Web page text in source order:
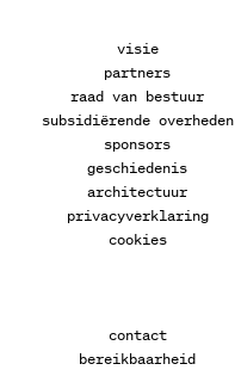
visie
partners
raad van bestuur
subsidiërende overheden
sponsors
geschiedenis
architectuur
privacyverklaring
cookies
contact
bereikbaarheid